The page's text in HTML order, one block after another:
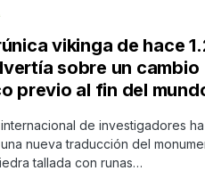
vikinga de hace
sobre un cambio
previo al fin del
de investigadores ha
nueva traducción del
tallada con runas…